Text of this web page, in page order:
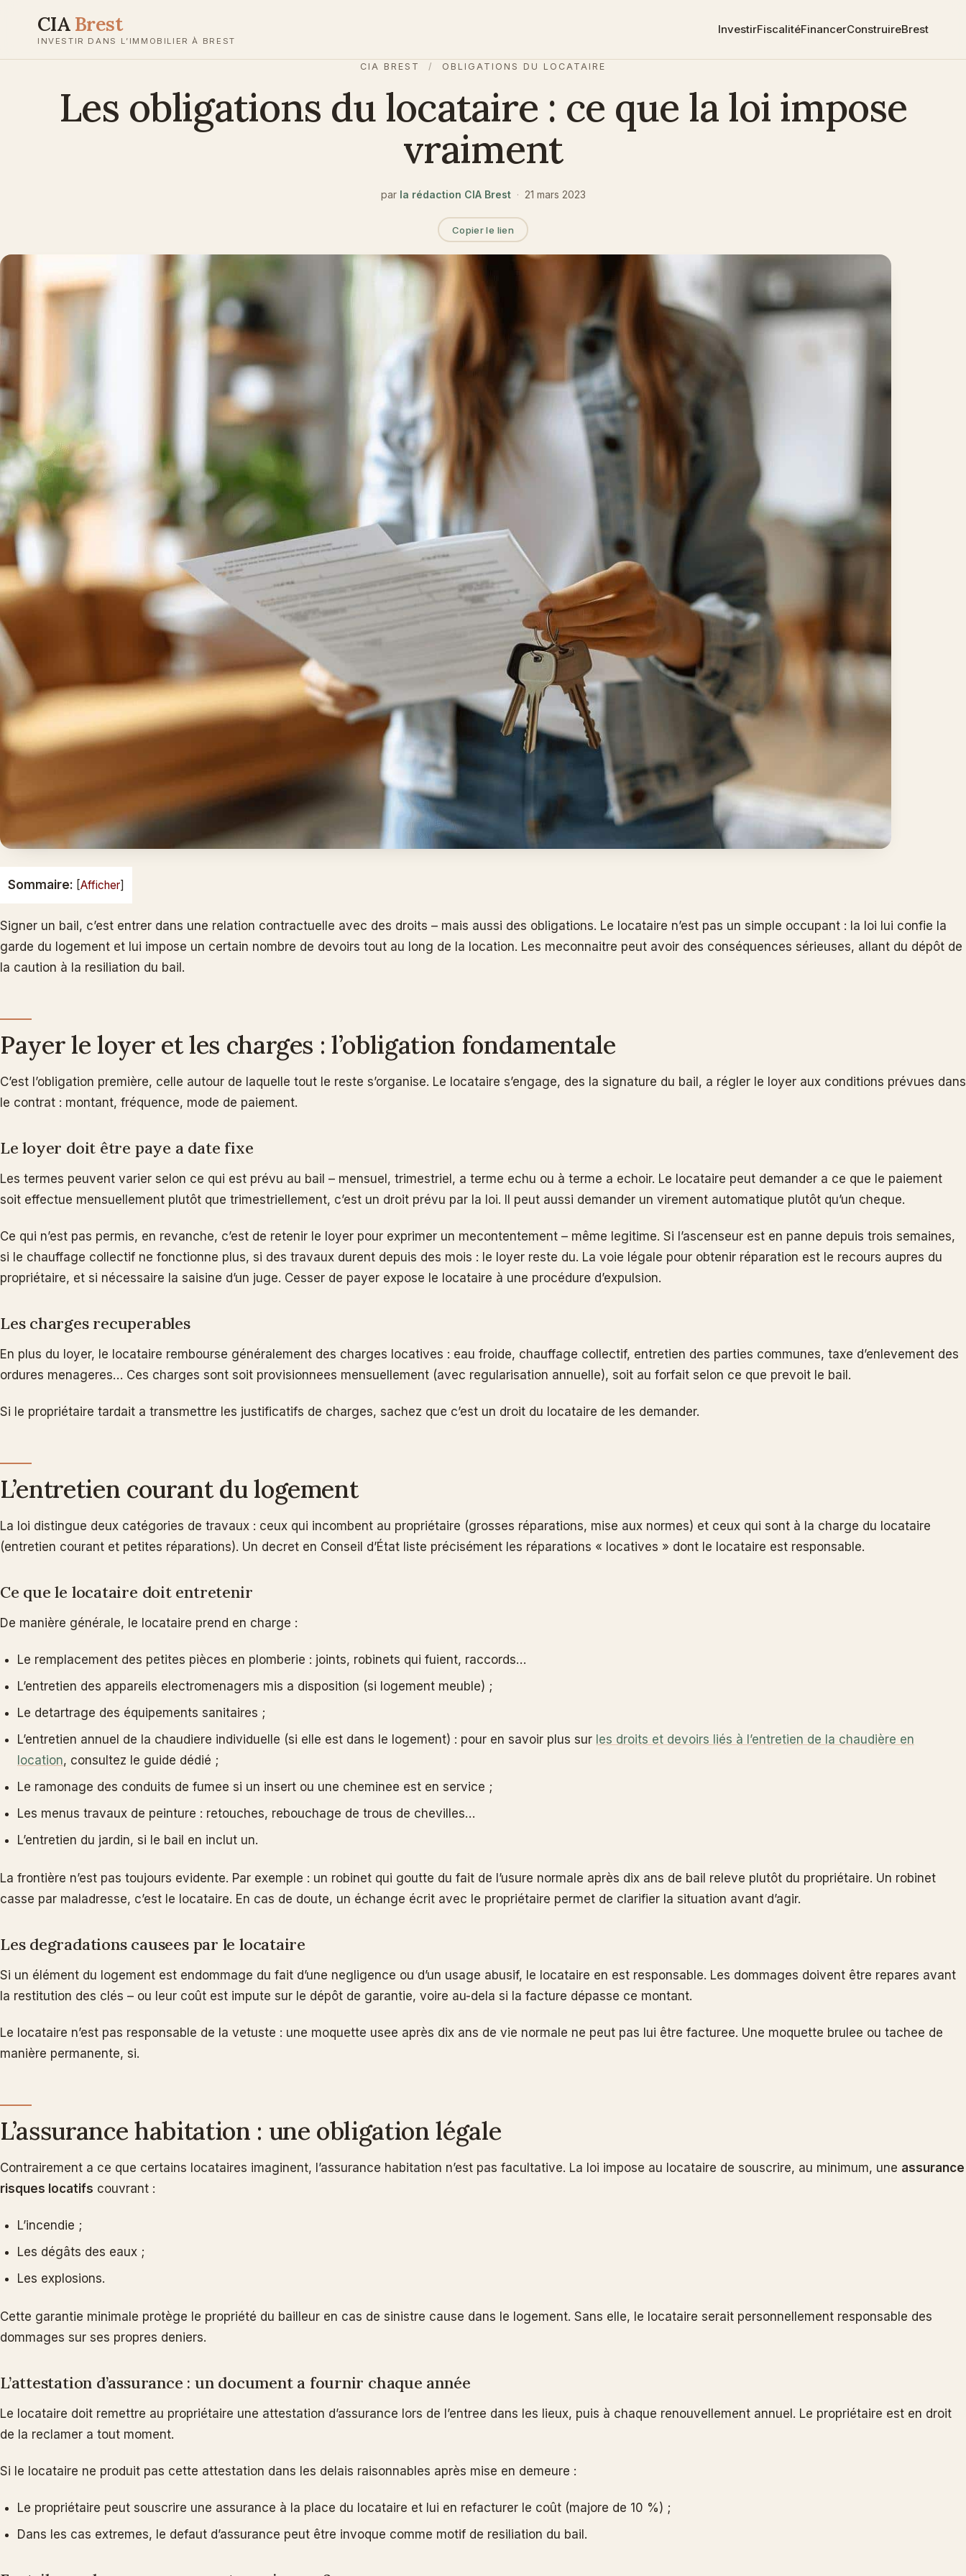
CIA Brest
INVESTIR DANS L’IMMOBILIER À BREST
InvestirFiscalitéFinancerConstruireBrest
CIA BREST / OBLIGATIONS DU LOCATAIRE
Les obligations du locataire : ce que la loi impose
vraiment
par la rédaction CIA Brest · 21 mars 2023
Copier le lien
Sommaire: [Afficher]
Signer un bail, c’est entrer dans une relation contractuelle avec des droits – mais aussi des obligations. Le locataire n’est pas un simple occupant : la loi lui confie la
garde du logement et lui impose un certain nombre de devoirs tout au long de la location. Les meconnaitre peut avoir des conséquences sérieuses, allant du dépôt de
la caution à la resiliation du bail.
Payer le loyer et les charges : l’obligation fondamentale
C’est l’obligation première, celle autour de laquelle tout le reste s’organise. Le locataire s’engage, des la signature du bail, a régler le loyer aux conditions prévues dans
le contrat : montant, fréquence, mode de paiement.
Le loyer doit être paye a date fixe
Les termes peuvent varier selon ce qui est prévu au bail – mensuel, trimestriel, a terme echu ou à terme a echoir. Le locataire peut demander a ce que le paiement
soit effectue mensuellement plutôt que trimestriellement, c’est un droit prévu par la loi. Il peut aussi demander un virement automatique plutôt qu’un cheque.
Ce qui n’est pas permis, en revanche, c’est de retenir le loyer pour exprimer un mecontentement – même legitime. Si l’ascenseur est en panne depuis trois semaines,
si le chauffage collectif ne fonctionne plus, si des travaux durent depuis des mois : le loyer reste du. La voie légale pour obtenir réparation est le recours aupres du
propriétaire, et si nécessaire la saisine d’un juge. Cesser de payer expose le locataire à une procédure d’expulsion.
Les charges recuperables
En plus du loyer, le locataire rembourse généralement des charges locatives : eau froide, chauffage collectif, entretien des parties communes, taxe d’enlevement des
ordures menageres… Ces charges sont soit provisionnees mensuellement (avec regularisation annuelle), soit au forfait selon ce que prevoit le bail.
Si le propriétaire tardait a transmettre les justificatifs de charges, sachez que c’est un droit du locataire de les demander.
L’entretien courant du logement
La loi distingue deux catégories de travaux : ceux qui incombent au propriétaire (grosses réparations, mise aux normes) et ceux qui sont à la charge du locataire
(entretien courant et petites réparations). Un decret en Conseil d’État liste précisément les réparations « locatives » dont le locataire est responsable.
Ce que le locataire doit entretenir
De manière générale, le locataire prend en charge :
Le remplacement des petites pièces en plomberie : joints, robinets qui fuient, raccords…
L’entretien des appareils electromenagers mis a disposition (si logement meuble) ;
Le detartrage des équipements sanitaires ;
L’entretien annuel de la chaudiere individuelle (si elle est dans le logement) : pour en savoir plus sur les droits et devoirs liés à l’entretien de la chaudière en
location, consultez le guide dédié ;
Le ramonage des conduits de fumee si un insert ou une cheminee est en service ;
Les menus travaux de peinture : retouches, rebouchage de trous de chevilles…
L’entretien du jardin, si le bail en inclut un.
La frontière n’est pas toujours evidente. Par exemple : un robinet qui goutte du fait de l’usure normale après dix ans de bail releve plutôt du propriétaire. Un robinet
casse par maladresse, c’est le locataire. En cas de doute, un échange écrit avec le propriétaire permet de clarifier la situation avant d’agir.
Les degradations causees par le locataire
Si un élément du logement est endommage du fait d’une negligence ou d’un usage abusif, le locataire en est responsable. Les dommages doivent être repares avant
la restitution des clés – ou leur coût est impute sur le dépôt de garantie, voire au-dela si la facture dépasse ce montant.
Le locataire n’est pas responsable de la vetuste : une moquette usee après dix ans de vie normale ne peut pas lui être facturee. Une moquette brulee ou tachee de
manière permanente, si.
L’assurance habitation : une obligation légale
Contrairement a ce que certains locataires imaginent, l’assurance habitation n’est pas facultative. La loi impose au locataire de souscrire, au minimum, une assurance
risques locatifs couvrant :
L’incendie ;
Les dégâts des eaux ;
Les explosions.
Cette garantie minimale protège le propriété du bailleur en cas de sinistre cause dans le logement. Sans elle, le locataire serait personnellement responsable des
dommages sur ses propres deniers.
L’attestation d’assurance : un document a fournir chaque année
Le locataire doit remettre au propriétaire une attestation d’assurance lors de l’entree dans les lieux, puis à chaque renouvellement annuel. Le propriétaire est en droit
de la reclamer a tout moment.
Si le locataire ne produit pas cette attestation dans les delais raisonnables après mise en demeure :
Le propriétaire peut souscrire une assurance à la place du locataire et lui en refacturer le coût (majore de 10 %) ;
Dans les cas extremes, le defaut d’assurance peut être invoque comme motif de resiliation du bail.